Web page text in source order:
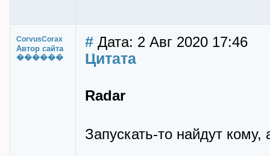
CorvusCorax
Автор сайта
������
# Дата: 2 Авг 2020 17:46
Цитата
Radar
Запускать-то найдут кому,